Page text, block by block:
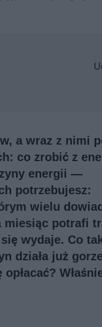
a wraz z nimi
co zrobić z
energii —
potrzebujesz:
wielu
miesiąc potrafi
wydaje. Co
działa już